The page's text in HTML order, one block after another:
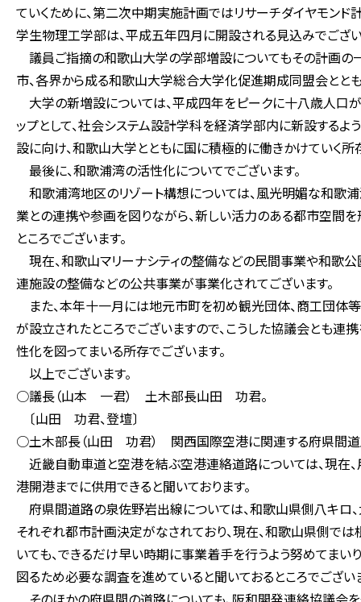
ていくために、第二次中期実施計画ではリサーチダイヤモンド
学生物理工学部は、平成五年四月に開設される見込みでござい
議員ご指摘の和歌山大学の学部増設についてもその計画の
市、各界から成る和歌山大学総合大学化促進期成同盟会とと
大学の新増設については、平成四年をピークに十八歳人口
ップとして、社会システム設計学科を経済学部内に新設するよ
設に向け、和歌山大学とともに国に積極的に働きかけていく所
最後に、和歌浦湾の活性化についてでございます。
和歌浦湾地区のリゾート構想については、風光明媚な和歌
業との連携や参画を図りながら、新しい活力のある都市空間
ところでございます。
現在、和歌山マリーナシティの整備などの民間事業や和歌
連施設の整備などの公共事業が事業化されてございます。
また、本年十一月には地元市町を初め観光団体、商工団体
が設立されたところでございますので、こうした協議会とも
性化を図ってまいる所存でございます。
以上でございます。
○議長（山本 一君） 土木部長山田 功君。
〔山田 功君、登壇〕
○土木部長（山田 功君） 関西国際空港に関連する府県間道
近畿自動車道と空港を結ぶ空港連絡道路については、現在
港開港までに供用できると聞いております。
府県間道路の泉佐野岩出線については、和歌山県側八キロ
それぞれ都市計画決定がなされており、現在、和歌山県側で
いても、できるだけ早い時期に事業着手を行うよう努めてまい
図るため必要な調査を進めていると聞いておるところでござい